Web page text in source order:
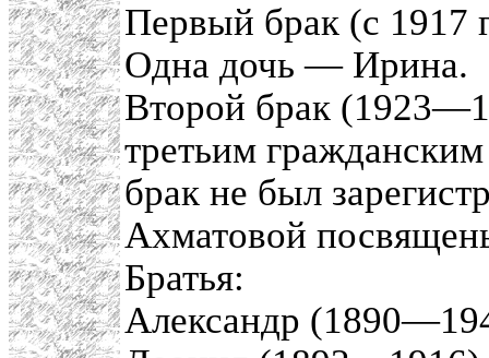
Первый брак (с
Одна дочь — Ирина.
Второй брак
третьим
брак не был
Ахматовой
Братья:
Александр